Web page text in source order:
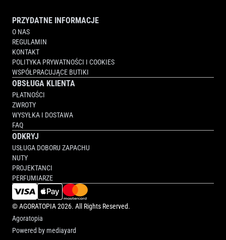
PRZYDATNE INFORMACJE
O NAS
REGULAMIN
KONTAKT
POLITYKA PRYWATNOŚCI I COOKIES
WSPÓŁPRACUJĄCE BUTIKI
OBSŁUGA KLIENTA
PŁATNOŚCI
ZWROTY
WYSYŁKA I DOSTAWA
FAQ
ODKRYJ
USŁUGA DOBORU ZAPACHU
NUTY
PROJEKTANCI
PERFUMIARZE
©AGORATOPIA2026. All Rights Reserved.
Agoratopia
Powered by mediayard